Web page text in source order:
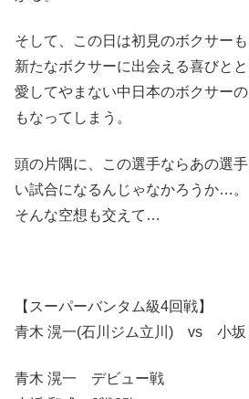
そして、この日は初見のボクサーも
新たなボクサーに出会える喜びと
愛してやまない中日本のボクサー
もなってしまう。
頭の片隅に、この選手ならあの選
い試合になるんじゃなかろうか…。
そんな空想も交えて…
【スーパーバンタム級4回戦】
青木 滉一(石川ジム立川) vs 小坂
青木 滉一 デビュー戦